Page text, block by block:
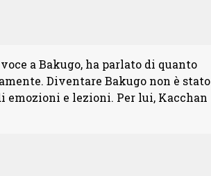
a Bakugo, ha parlato di quanto
Diventare Bakugo non è stato
emozioni e lezioni. Per lui, Kacchan